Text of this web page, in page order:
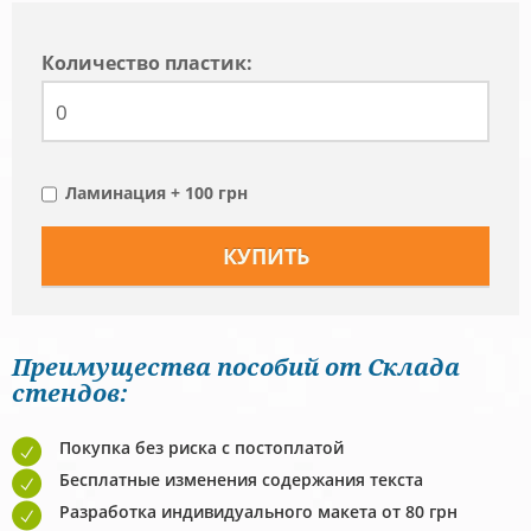
Количество пластик:
Ламинация + 100 грн
Преимущества пособий от Склада
стендов:
Покупка без риска с постоплатой
Бесплатные изменения содержания текста
Разработка индивидуального макета от 80 грн